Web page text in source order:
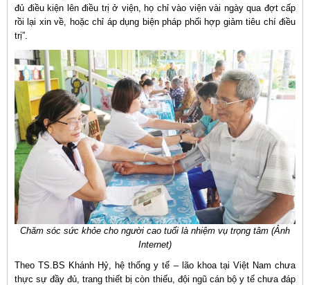
đủ điều kiện lên điều trị ở viện, họ chỉ vào viện vài ngày qua đợt cấp
rồi lại xin về, hoặc chỉ áp dụng biện pháp phối hợp giảm tiêu chí điều
trị”.
Chăm sóc sức khỏe cho người cao tuổi là nhiệm vụ trọng tâm (Ảnh
Internet)
Theo TS.BS Khánh Hỷ, hệ thống y tế – lão khoa tại Việt Nam chưa
thực sự đầy đủ, trang thiết bị còn thiếu, đội ngũ cán bộ y tế chưa đáp